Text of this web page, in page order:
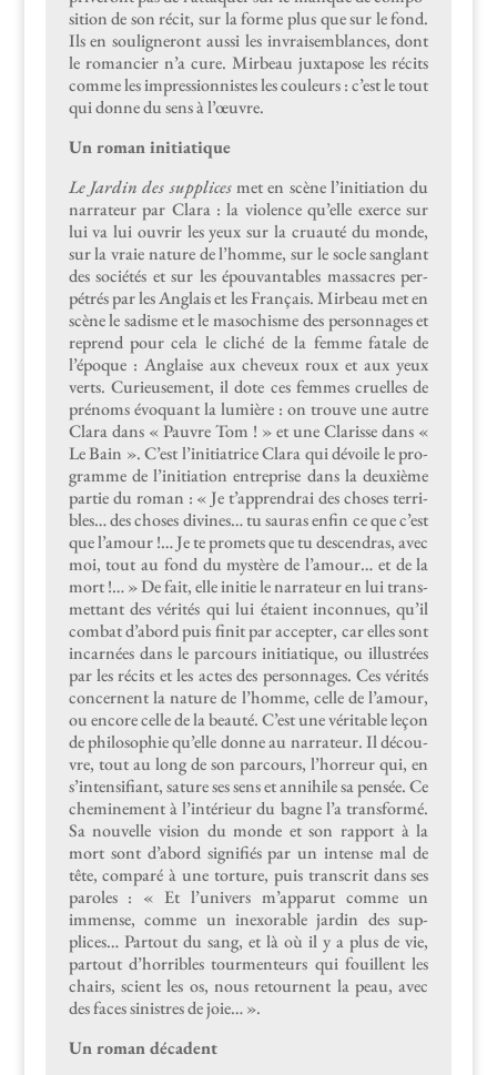
si­tion de son réc­it, sur la forme plus que sur le fond.
Ils en souligneront aus­si les invraisem­blances, dont
le romanci­er n’a cure. Mir­beau jux­ta­pose les réc­its
comme les impres­sion­nistes les couleurs : c’est le tout
qui donne du sens à l’œuvre.
Un roman initiatique
Le Jardin des sup­plicesmet en scène l’initiation du
nar­ra­teur par Clara : la vio­lence qu’elle exerce sur
lui va lui ouvrir les yeux sur la cru­auté du monde,
sur la vraie nature de l’homme, sur le socle sanglant
des sociétés et sur les épou­vanta­bles mas­sacres per­
pétrés par les Anglais et les Français. Mir­beau met en
scène le sadisme et le masochisme des per­son­nages et
reprend pour cela le cliché de la femme fatale de
l’époque : Anglaise aux cheveux roux et aux yeux
verts. Curieuse­ment, il dote ces femmes cru­elles de
prénoms évo­quant la lumière : on trou­ve une autre
Clara dans « Pau­vre Tom ! » et une Clarisse dans «
Le Bain ». C’est l’initiatrice Clara qui dévoile le pro­
gramme de l’ini­ti­a­tion entre­prise dans la deux­ième
par­tie du roman : « Je t’ap­prendrai des choses ter­ri­
bles… des choses divines… tu sauras enfin ce que c’est
que l’amour !… Je te promets que tu descen­dras, avec
moi, tout au fond du mys­tère de l’amour… et de la
mort !… » De fait, elle ini­tie le nar­ra­teur en lui trans­
met­tant des vérités qui lui étaient incon­nues, qu’il
com­bat d’abord puis finit par accepter, car elles sont
incar­nées dans le par­cours ini­ti­a­tique, ou illus­trées
par les réc­its et les actes des per­son­nages. Ces vérités
con­cer­nent la nature de l’homme, celle de l’amour,
ou encore celle de la beauté. C’est une véri­ta­ble leçon
de philoso­phie qu’elle donne au nar­ra­teur. Il décou­
vre, tout au long de son par­cours, l’hor­reur qui, en
s’in­ten­si­fi­ant, sat­ure ses sens et anni­hile sa pen­sée. Ce
chem­ine­ment à l’in­térieur du bagne l’a trans­for­mé.
Sa nou­velle vision du monde et son rap­port à la
mort sont d’abord sig­nifiés par un intense mal de
tête, com­paré à une tor­ture, puis tran­scrit dans ses
paroles : « Et l’u­nivers m’ap­parut comme un
immense, comme un inex­orable jardin des sup­
plices… Partout du sang, et là où il y a plus de vie,
partout d’hor­ri­bles tour­menteurs qui fouil­lent les
chairs, sci­ent les os, nous retour­nent la peau, avec
des faces sin­istres de joie… ».
Un roman décadent